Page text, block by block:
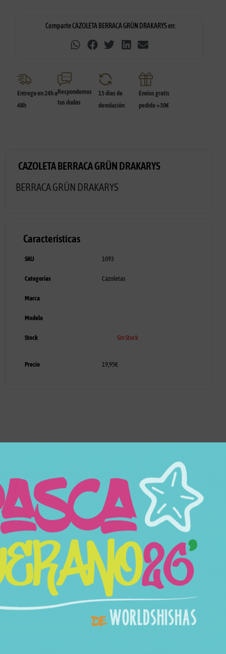
Entrega en 24h a
48h
Respondemos
tus dudas
15 días de
devolución
Envíos gratis
pedido +30€
Comparte CAZOLETA BERRACA GRÜN DRAKARYS en:
CAZOLETA BERRACA GRÜN DRAKARYS
BERRACA GRÜN DRAKARYS
Características
SKU 1093
Categorías Cazoletas
Marca
Modelo
Stock Sin Stock
Precio 19,95€
Productos relacionados con CAZOLETA BERRACA GRÜN
DRAKARYS
Todos los productos